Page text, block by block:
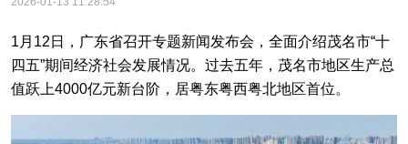
1月12日，广东省召开专题新闻发布会，全面介绍茂名市“十
四五”期间经济社会发展情况。过去五年，茂名市地区生产总
值跃上4000亿元新台阶，居粤东粤西粤北地区首位。